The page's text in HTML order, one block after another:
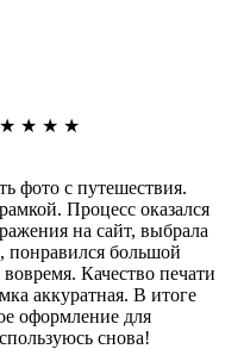
★ ★ ★ ★
фото с путешествия.
Процесс оказался
на сайт, выбрала
понравился большой
Качество печати
аккуратная. В итоге
оформление для
снова!